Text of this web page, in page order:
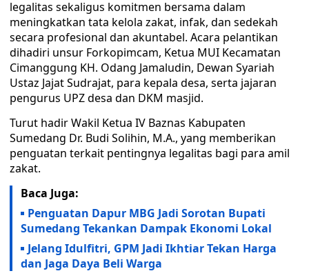
legalitas sekaligus komitmen bersama dalam
meningkatkan tata kelola zakat, infak, dan sedekah
secara profesional dan akuntabel. Acara pelantikan
dihadiri unsur Forkopimcam, Ketua MUI Kecamatan
Cimanggung KH. Odang Jamaludin, Dewan Syariah
Ustaz Jajat Sudrajat, para kepala desa, serta jajaran
pengurus UPZ desa dan DKM masjid.
Turut hadir Wakil Ketua IV Baznas Kabupaten
Sumedang Dr. Budi Solihin, M.A., yang memberikan
penguatan terkait pentingnya legalitas bagi para amil
zakat.
Baca Juga:
Penguatan Dapur MBG Jadi Sorotan Bupati
Sumedang Tekankan Dampak Ekonomi Lokal
Jelang Idulfitri, GPM Jadi Ikhtiar Tekan Harga
dan Jaga Daya Beli Warga